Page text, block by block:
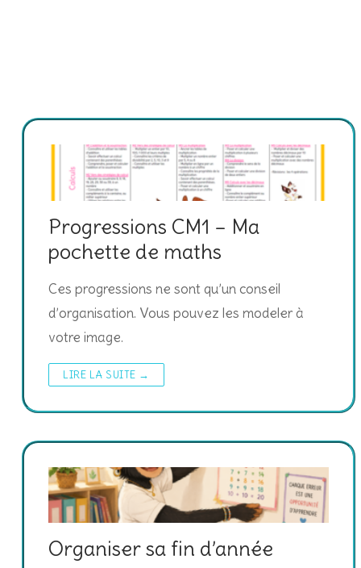
Progressions CM1 – Ma
pochette de maths
Ces progressions ne sont qu’un conseil
d’organisation. Vous pouvez les modeler à
votre image.
LIRE LA SUITE →
Organiser sa fin d’année